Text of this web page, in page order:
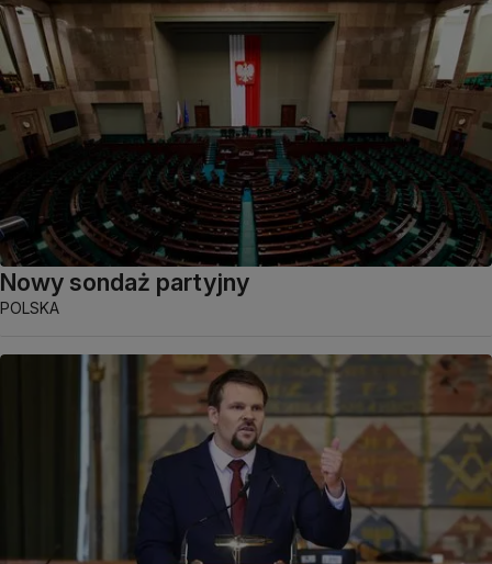
Nowy sondaż partyjny
POLSKA